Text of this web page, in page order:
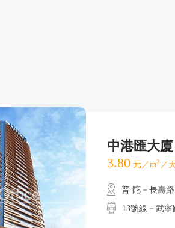
中港匯大廈
3.80 元／m2 ／
普 陀－長壽路
13號線－武寧